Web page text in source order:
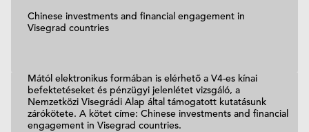
Chinese investments and financial engagement in
Visegrad countries
Mától elektronikus formában is elérhető a V4-es kínai
befektetéseket és pénzügyi jelenlétet vizsgáló, a
Nemzetközi Visegrádi Alap által támogatott kutatásunk
zárókötete. A kötet címe: Chinese investments and financial
engagement in Visegrad countries.